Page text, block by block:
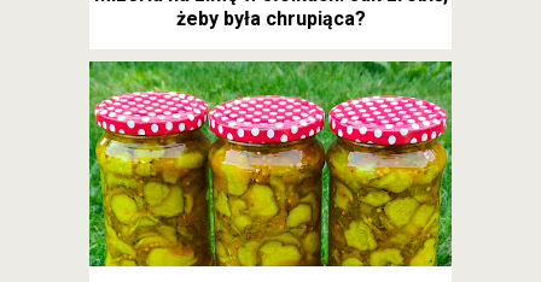
żeby była chrupiąca?